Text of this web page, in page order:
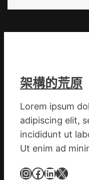
架構的荒原
Lorem ipsum
adipiscing elit,
incididunt ut
Ut enim ad
InstagramFacebook LinkedIn X